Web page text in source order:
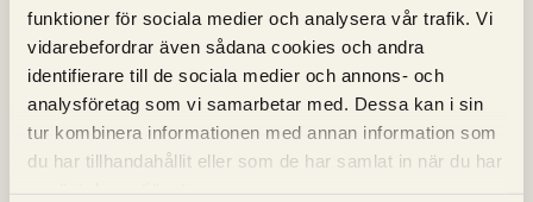
funktioner för sociala medier och analysera vår trafik. Vi
vidarebefordrar även sådana cookies och andra
identifierare till de sociala medier och annons- och
analysföretag som vi samarbetar med. Dessa kan i sin
tur kombinera informationen med annan information som
du har tillhandahållit eller som de har samlat in när du har
sidan är. Det gör inte att du rankar bättre men du kan bli
belönad med en snyggare presentation i sökresultatet.
Ett exempel på en strukturerad data som passar för
kampanjsidor är SaleEvent. Det låter dig tydligare synliggöra
vad du har rea på och under hur lång period kampanjen är.